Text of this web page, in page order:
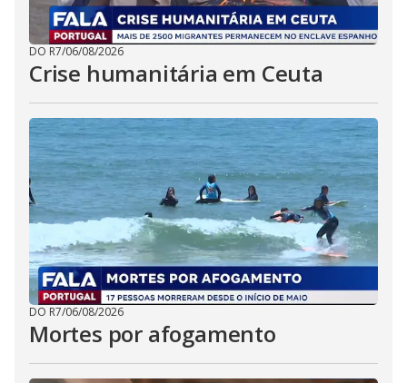
DO R7/06/08/2026
Crise humanitária em Ceuta
DO R7/06/08/2026
Mortes por afogamento